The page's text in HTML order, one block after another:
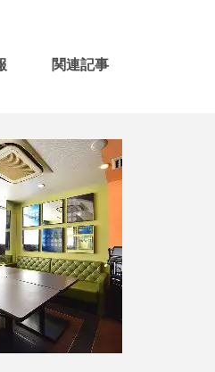
関連記事